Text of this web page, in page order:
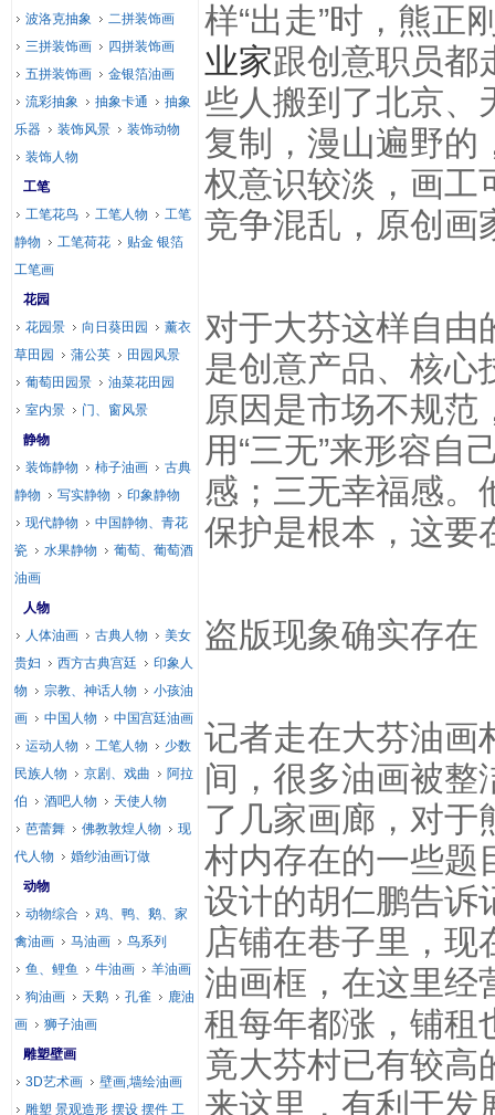
样“出走”时，熊正
业家跟创意职员都
些人搬到了北京、
复制，漫山遍野的
权意识较淡，画工
竞争混乱，原创画
对于大芬这样自由
是创意产品、核心
原因是市场不规范
用“三无”来形容自
感；三无幸福感。
保护是根本，这要
盗版现象确实存在
记者走在大芬油画
间，很多油画被整
了几家画廊，对于
村内存在的一些题
设计的胡仁鹏告诉
店铺在巷子里，现
油画框，在这里经
租每年都涨，铺租
竟大芬村已有较高
来这里，有利于发
波洛克抽象
二拼装饰画
三拼装饰画
四拼装饰画
五拼装饰画
金银箔油画
流彩抽象
抽象卡通
抽象
乐器
装饰风景
装饰动物
装饰人物
工笔
工笔花鸟
工笔人物
工笔
静物
工笔荷花
贴金 银箔
工笔画
花园
花园景
向日葵田园
薰衣
草田园
蒲公英
田园风景
葡萄田园景
油菜花田园
室内景
门、窗风景
静物
装饰静物
柿子油画
古典
静物
写实静物
印象静物
现代静物
中国静物、青花
瓷
水果静物
葡萄、葡萄酒
油画
人物
人体油画
古典人物
美女
贵妇
西方古典宫廷
印象人
物
宗教、神话人物
小孩油
画
中国人物
中国宫廷油画
运动人物
工笔人物
少数
民族人物
京剧、戏曲
阿拉
伯
酒吧人物
天使人物
芭蕾舞
佛教敦煌人物
现
代人物
婚纱油画订做
动物
动物综合
鸡、鸭、鹅、家
禽油画
马油画
鸟系列
鱼、鲤鱼
牛油画
羊油画
狗油画
天鹅 孔雀
鹿油
画
狮子油画
雕塑壁画
3D艺术画
壁画,墙绘油画
雕塑 景观造形 摆设 摆件 工